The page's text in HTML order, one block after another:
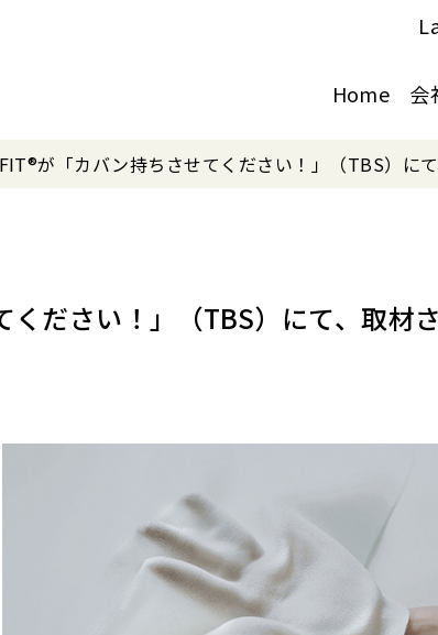
Home 会
が「カバン持ちさせてください！」（TBS）にて
ださい！」（TBS）にて、取材